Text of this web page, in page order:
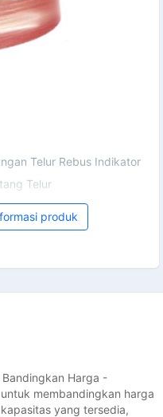
Telur Rebus Indikator
Telur
produk
Harga -
membandingkan harga
yang tersedia,